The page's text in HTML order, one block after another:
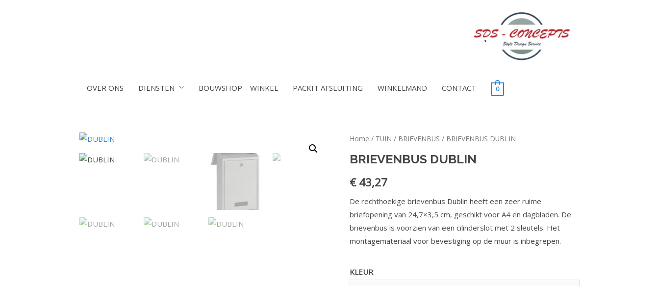
OVER ONS DIENSTEN BOUWSHOP – WINKEL PACKIT AFSLUITING WINKELMAND CONTACT 0
Home / TUIN / BRIEVENBUS / BRIEVENBUS DUBLIN
BRIEVENBUS DUBLIN
€43,27
De rechthoekige brievenbus Dublin heeft een zeer ruime
briefopening van 24,7×3,5 cm, geschikt voor A4 en dagbladen. De
brievenbus is voorzien van een cilinderslot met 2 sleutels. Het
montagemateriaal voor bevestiging op de muur is inbegrepen.
KLEUR